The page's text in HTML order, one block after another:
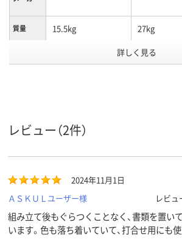
質量 15.5kg 27kg
20
詳しく見る
レビュー（2件）
2024年11月1日
ＡＳＫＵＬユーザー様
レビ
組み立て後もぐらつくことなく、書類を置い
います。色も落ち着いていて、打合せ用にも